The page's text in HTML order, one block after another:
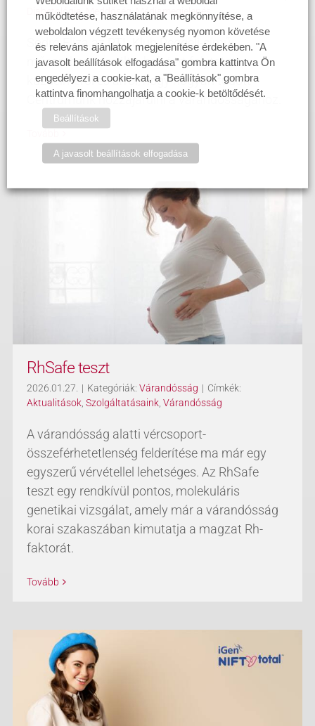
Diabetológia,Meddőség,Médiamegjelenés
Sodró Eliza az RTL Klub Reggeli-című
műsorában mesélt a babáért folytatott
küzdelméről és arról, hogy hogyan tudott
Centrumunk hozzájárulni a várandósságához.
RhSafe teszt
2026.01.27. | Kategóriák: Várandósság | Címkék:
Aktualitások, Szolgáltatásaink, Várandósság
A várandósság alatti vércsoport-
összeférhetetlenség felderítése ma már egy
egyszerű vérvétellel lehetséges. Az RhSafe
teszt egy rendkívül pontos, molekuláris
genetikai vizsgálat, amely már a várandósság
korai szakaszában kimutatja a magzat Rh-
faktorát.
Tovább
működtetése, használatának megkönnyítése, a
weboldalon végzett tevékenység nyomon követése
és releváns ajánlatok megjelenítése érdekében. "A
javasolt beállítások elfogadása" gombra kattintva Ön
engedélyezi a cookie-kat, a "Beállítások" gombra
kattintva finomhangolhatja a cookie-k betöltődését.
Beállítások
A javasolt beállítások elfogadása